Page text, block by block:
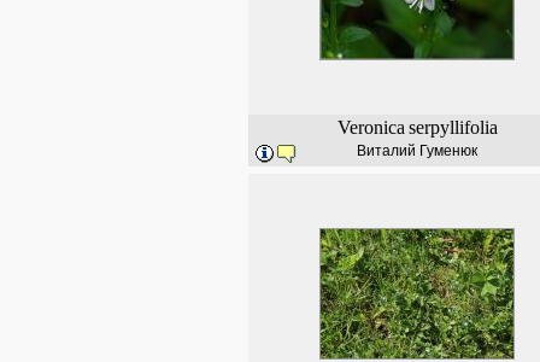
Veronica serpyllifolia
Виталий Гуменюк